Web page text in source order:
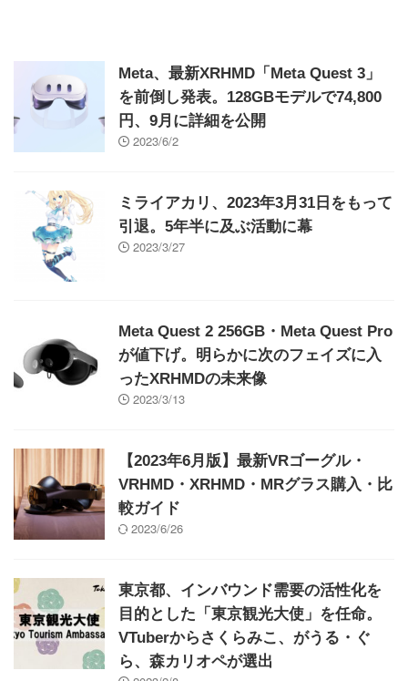
Meta、最新XRHMD「Meta Quest 3」
を前倒し発表。128GBモデルで74,800
円、9月に詳細を公開
2023/6/2
ミライアカリ、2023年3月31日をもって
引退。5年半に及ぶ活動に幕
2023/3/27
Meta Quest 2 256GB・Meta Quest Pro
が値下げ。明らかに次のフェイズに入
ったXRHMDの未来像
2023/3/13
【2023年6月版】最新VRゴーグル・
VRHMD・XRHMD・MRグラス購入・比
較ガイド
2023/6/26
東京都、インバウンド需要の活性化を
目的とした「東京観光大使」を任命。
VTuberからさくらみこ、がうる・ぐ
ら、森カリオペが選出